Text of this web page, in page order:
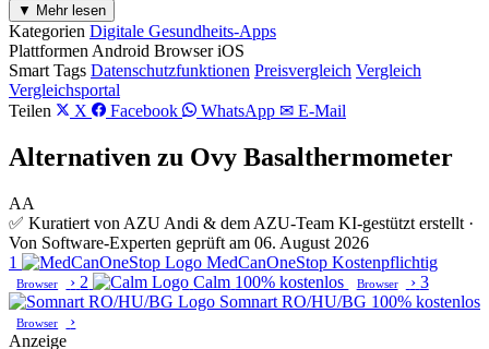
▼ Mehr lesen
Kategorien Digitale Gesundheits-Apps
Plattformen Android Browser iOS
Smart Tags Datenschutzfunktionen Preisvergleich Vergleich
Vergleichsportal
Teilen
X Facebook WhatsApp ✉ E-Mail
Alternativen zu Ovy Basalthermometer
AA
✅ Kuratiert von AZU Andi & dem AZU-Team KI-gestützt erstellt ·
Von Software-Experten geprüft am 06. August 2026
1
MedCanOneStop Kostenpflichtig
Browser › 2 Calm 100% kostenlos Browser › 3
Somnart RO/HU/BG 100% kostenlos
Browser
›
Anzeige